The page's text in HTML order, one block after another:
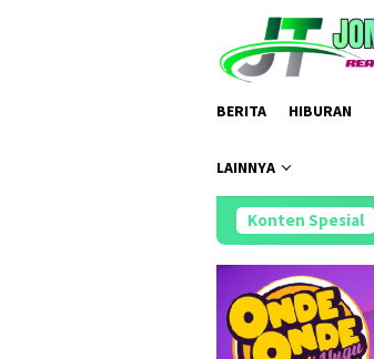
BERITA HIBURAN
LAINNYA
Konten Spesial